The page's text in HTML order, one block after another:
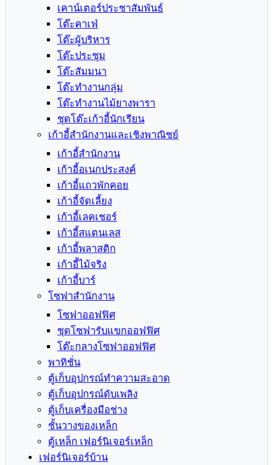
เคาน์เตอร์ประชาสัมพันธ์
โต๊ะคาเฟ่
โต๊ะผู้บริหาร
โต๊ะประชุม
โต๊ะสัมมนา
โต๊ะทำงานกลุ่ม
โต๊ะทำงานไม้ยางพารา
ชุดโต๊ะเก้าอี้นักเรียน
เก้าอี้สำนักงานและเชิงพาณิชย์
เก้าอี้สำนักงาน
เก้าอี้อเนกประสงค์
เก้าอี้แถวพักคอย
เก้าอี้จัดเลี้ยง
เก้าอี้เลคเชอร์
เก้าอี้สแตนเลส
เก้าอี้พลาสติก
เก้าอี้ไม้จริง
เก้าอี้บาร์
โซฟาสำนักงาน
โซฟาออฟฟิศ
ชุดโซฟารับแขกออฟฟิศ
โต๊ะกลางโซฟาออฟฟิศ
พาทิชั่น
ตู้เก็บอุปกรณ์ทำความสะอาด
ตู้เก็บอุปกรณ์ดับเพลิง
ตู้เก็บเครื่องมือช่าง
ชั้นวางของเหล็ก
ตู้เหล็ก เฟอร์นิเจอร์เหล็ก
เฟอร์นิเจอร์บ้าน